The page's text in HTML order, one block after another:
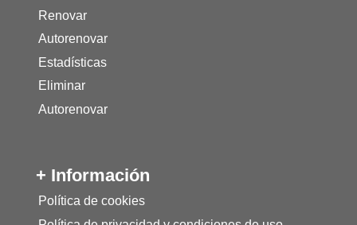
Renovar
Autorenovar
Estadísticas
Eliminar
Autorenovar
+ Información
Política de cookies